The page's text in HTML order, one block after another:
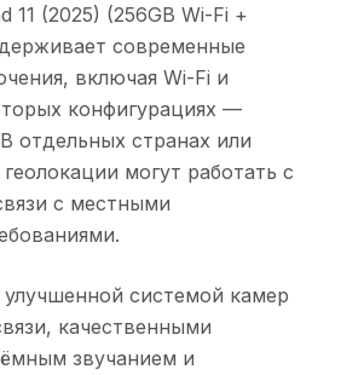
11 (2025) (256GB Wi-Fi +
современные
включая Wi-Fi и
конфигурациях —
отдельных странах или
могут работать с
с местными
системой камер
качественными
звучанием и